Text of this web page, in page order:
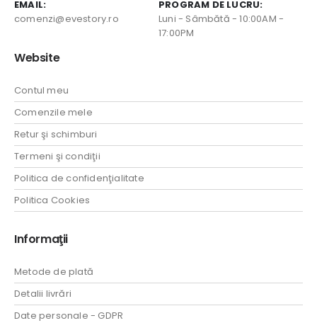
EMAIL:
comenzi@evestory.ro
PROGRAM DE LUCRU:
Luni - Sâmbătă - 10:00AM -
17:00PM
Website
Contul meu
Comenzile mele
Retur şi schimburi
Termeni şi condiţii
Politica de confidenţialitate
Politica Cookies
Informaţii
Metode de plată
Detalii livrări
Date personale - GDPR